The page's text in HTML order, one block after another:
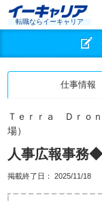
転職ならイーキャリア
仕事情報
Ｔｅｒｒａ Ｄｒｏ
場）
人事広報事務
掲載終了日： 2025/11/18